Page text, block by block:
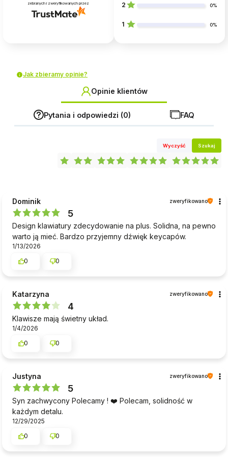
zebranych i zweryfikowanych przez 2 0%
1 0%
Jak zbieramy opinie?
Opinie klientów
Pytania i odpowiedzi (0) FAQ
Wyczyść Szukaj
Dominik zweryfikowano
5
Design klawiatury zdecydowanie na plus. Solidna, na pewno
warto ją mieć. Bardzo przyjemny dźwięk keycapów.
1/13/2026
0
0
Katarzyna zweryfikowano
4
Klawisze mają świetny układ.
1/4/2026
0
0
Justyna zweryfikowano
5
Syn zachwycony Polecamy ! ❤️ Polecam, solidność w
każdym detalu.
12/29/2025
0
0